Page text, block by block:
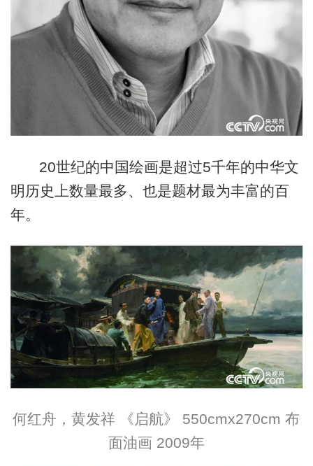
20世纪的中国绘画是超过5千年的中华文
明历史上数量最多、也是题材最为丰富的百
年。
何红舟，黄发祥 《启航》 550cmx270cm 布
面油画 2009年